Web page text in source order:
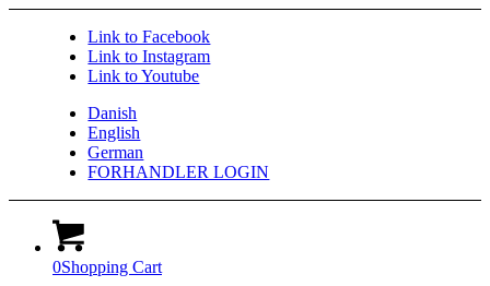
Link to Facebook
Link to Instagram
Link to Youtube
Danish
English
German
FORHANDLER LOGIN
0Shopping Cart